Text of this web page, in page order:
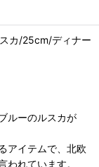
カ/25cm/ディナー
ルーのルスカが
アイテムで、北欧
われています。